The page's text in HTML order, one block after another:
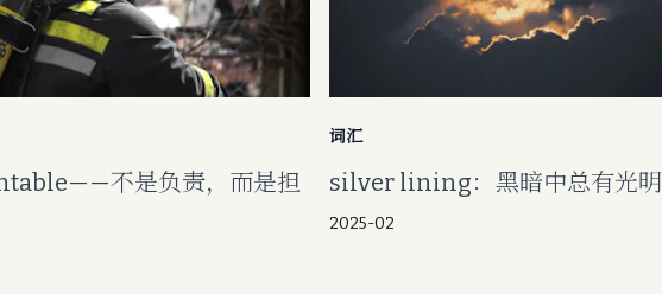
不是负责，而是担
词汇
silver lining：黑暗中总有光明
2025-02